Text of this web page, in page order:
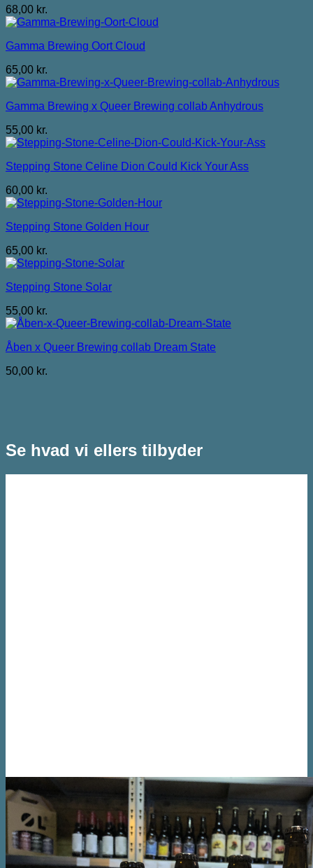
68,00 kr.
Gamma Brewing Oort Cloud
65,00 kr.
Gamma Brewing x Queer Brewing collab Anhydrous
55,00 kr.
Stepping Stone Celine Dion Could Kick Your Ass
60,00 kr.
Stepping Stone Golden Hour
65,00 kr.
Stepping Stone Solar
55,00 kr.
Åben x Queer Brewing collab Dream State
50,00 kr.
Se hvad vi ellers tilbyder